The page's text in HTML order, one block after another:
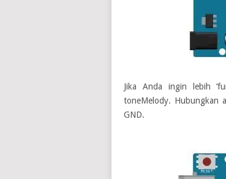
Jika Anda ingin lebih
toneMelody. Hubungkan
GND.